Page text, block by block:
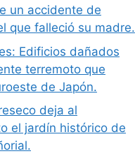
un accidente de
que falleció su madre.
Edificios dañados
terremoto que
de Japón.
deja al
el jardín histórico de